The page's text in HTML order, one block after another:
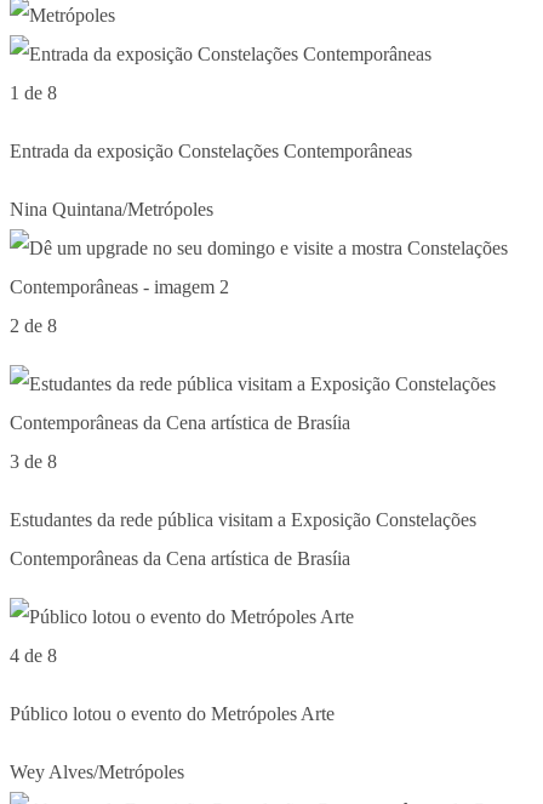
1 de 8
Entrada da exposição Constelações Contemporâneas
Nina Quintana/Metrópoles
2 de 8
3 de 8
Estudantes da rede pública visitam a Exposição Constelações
Contemporâneas da Cena artística de Brasíia
4 de 8
Público lotou o evento do Metrópoles Arte
Wey Alves/Metrópoles